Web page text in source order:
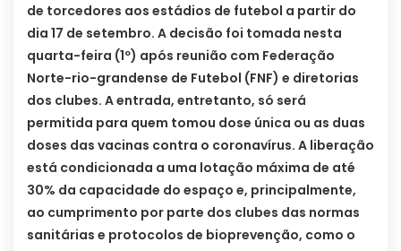
de torcedores aos estádios de futebol a partir do
dia 17 de setembro. A decisão foi tomada nesta
quarta-feira (1º) após reunião com Federação
Norte-rio-grandense de Futebol (FNF) e diretorias
dos clubes. A entrada, entretanto, só será
permitida para quem tomou dose única ou as duas
doses das vacinas contra o coronavírus. A liberação
está condicionada a uma lotação máxima de até
30% da capacidade do espaço e, principalmente,
ao cumprimento por parte dos clubes das normas
sanitárias e protocolos de bioprevenção, como o